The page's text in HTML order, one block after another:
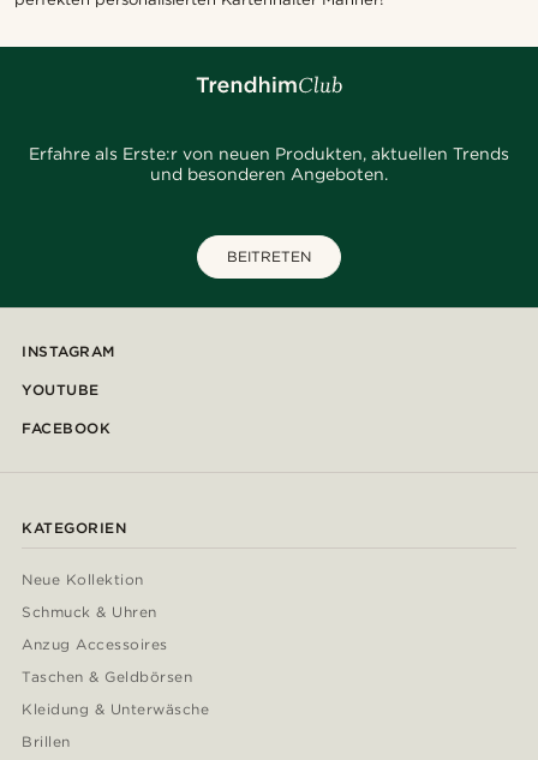
Erfahre als Erste:r von neuen Produkten, aktuellen Trends
und besonderen Angeboten.
BEITRETEN
INSTAGRAM
YOUTUBE
FACEBOOK
KATEGORIEN
Neue Kollektion
Schmuck & Uhren
Anzug Accessoires
Taschen & Geldbörsen
Kleidung & Unterwäsche
Brillen